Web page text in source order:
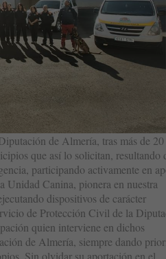
de Almería, tras más de 20
que así lo solicitan, resultando
participando activamente en
Unidad Canina, pionera en nuestra
dispositivos de carácter
de Protección Civil de la
quien interviene en dichos
de Almería, siempre dando
Sin olvidar su aportación en el